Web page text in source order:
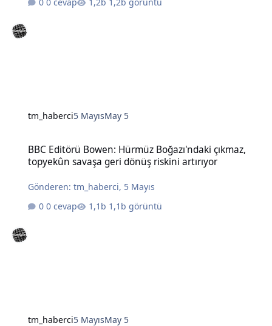
tm_haberci5 MayısMay 5
BBC Editörü Bowen: Hürmüz Boğazı'ndaki çıkmaz,
topyekûn savaşa geri dönüş riskini artırıyor
Gönderen:tm_haberci, 5 Mayıs
0 cevap
1,1b görüntü
tm_haberci5 MayısMay 5